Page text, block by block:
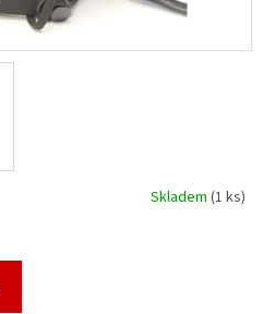
Skladem(1 ks)